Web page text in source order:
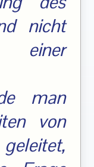
nicht
man
von